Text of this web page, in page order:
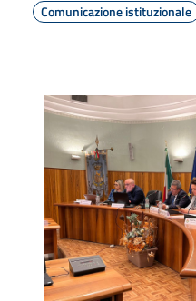
Comunicazione istituzionale